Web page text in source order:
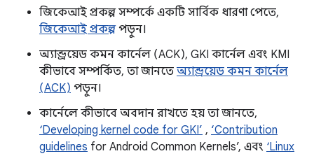
জিকেআই প্রকল্প সম্পর্কে একটি সার্বিক ধারণা পেতে,
জিকেআই প্রকল্পপড়ুন।
অ্যান্ড্রয়েড কমন কার্নেল (ACK), GKI কার্নেল এবং KMI
কীভাবে সম্পর্কিত, তা জানতে অ্যান্ড্রয়েড কমন কার্নেল
(ACK) পড়ুন।
কার্নেলে কীভাবে অবদান রাখতে হয় তা জানতে,
‘Developing kernel code for GKI’ , ‘Contribution
guidelines for Android Common Kernels’, এবং ‘Linux